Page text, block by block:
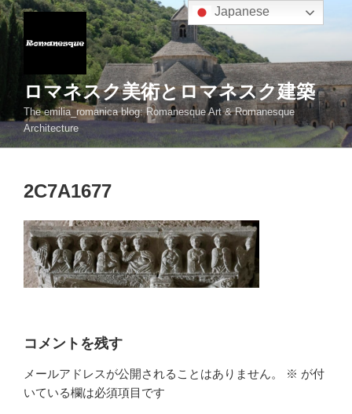
コ
ン
ス
キ
ロマネスク美術とロマネスク建築
The emilia_romanica blog: Romanesque Art & Romanesque
Architecture
2C7A1677
コメントを残す
メールアドレスが公開されることはありません。 ※ が付
いている欄は必須項目です
Japanese